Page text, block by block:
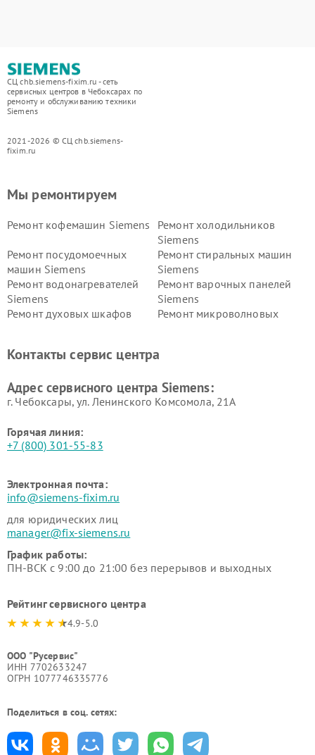
СЦ chb.siemens-fixim.ru - сеть
сервисных центров в Чебоксарах по
ремонту и обслуживанию техники
Siemens
2021-2026 © СЦ chb.siemens-
fixim.ru
Мы ремонтируем
Ремонт кофемашин Siemens
Ремонт холодильников
Siemens
Ремонт посудомоечных
машин Siemens
Ремонт стиральных машин
Siemens
Ремонт водонагревателей
Siemens
Ремонт варочных панелей
Siemens
Ремонт духовых шкафов
Ремонт микроволновых
Siemens
Siemens
Siemens
Siemens
Контакты сервис центра
Адрес сервисного центра Siemens:
г. Чебоксары, ул. Ленинского Комсомола, 21А
Горячая линия:
+7 (800) 301-55-83
Электронная почта:
info@siemens-fixim.ru
для юридических лиц
manager@fix-siemens.ru
График работы:
ПН-ВСК с 9:00 до 21:00 без перерывов и выходных
Рейтинг сервисного центра
4.9-5.0
ООО "Русервис"
ИНН 7702633247
ОГРН 1077746335776
Поделиться в соц. сетях: